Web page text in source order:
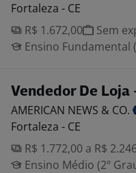
Fortaleza - CE
R$ 1.672,00
Sem
Ensino Fundamental
Vendedor De
AMERICAN NEWS & CO.
Fortaleza - CE
R$ 1.772,00 a R$
Ensino Médio (2º